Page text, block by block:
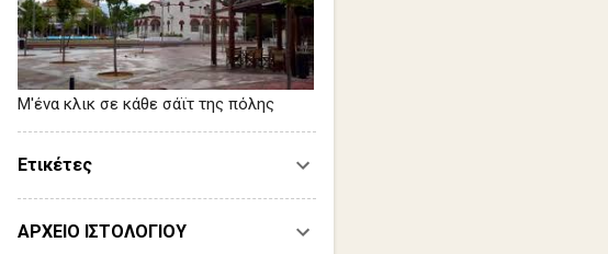
Μ'ένα κλικ σε κάθε σάϊτ της πόλης
Ετικέτες
ΑΡΧΕΙΟ ΙΣΤΟΛΟΓΙΟΥ